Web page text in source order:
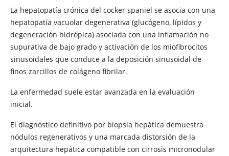
La hepatopatía crónica del cocker spaniel se asocia con una
hepatopatía vacuolar degenerativa (glucógeno, lípidos y
degeneración hidrópica) asociada con una inflamación no
supurativa de bajo grado y activación de los miofibrocitos
sinusoidales que conduce a la deposición sinusoidal de
finos zarcillos de colágeno fibrilar.
La enfermedad suele estar avanzada en la evaluación
inicial.
El diagnóstico definitivo por biopsia hepática demuestra
nódulos regenerativos y una marcada distorsión de la
arquitectura hepática compatible con cirrosis micronodular